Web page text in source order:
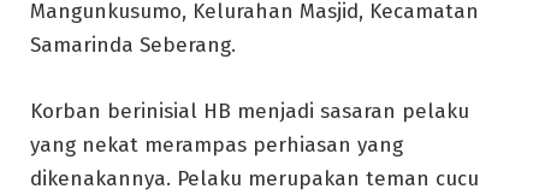
Mangunkusumo, Kelurahan Masjid, Kecamatan
Samarinda Seberang.
Korban berinisial HB menjadi sasaran pelaku
yang nekat merampas perhiasan yang
dikenakannya. Pelaku merupakan teman cucu